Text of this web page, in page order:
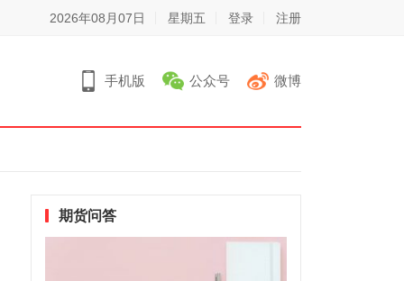
2026年08月07日 星期五 登录 注册
手机版 公众号 微博
期货问答